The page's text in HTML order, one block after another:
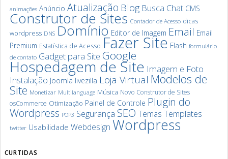
animações Anúncio Atualização Blog Busca Chat CMS
Construtor de Sites Contador de Acesso dicas
wordpress DNS Domínio Editor de Imagem Email Email
Premium Estatística de Acesso Fazer Site Flash formulário
de contato Gadget para Site Google
Hospedagem de Site Imagem e Foto
Instalação Joomla livezilla Loja Virtual Modelos de
Site Monetizar Multilanguage Música Novo Construtor de Sites
osCommerce Otimização Painel de Controle Plugin do
Wordpress POP3 Segurança SEO Temas Templates
twitter Usabilidade Webdesign Wordpress
CURTIDAS